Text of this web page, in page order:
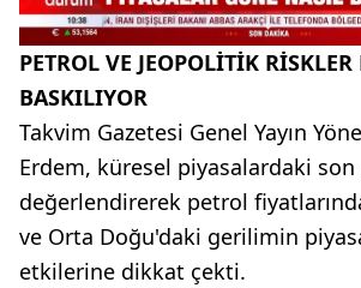
PETROL VE JEOPOLİTİK
BASKILIYOR
Takvim Gazetesi Genel Yayın
Erdem, küresel piyasalardaki
değerlendirerek petrol
ve Orta Doğu'daki gerilimin
etkilerine dikkat çekti.